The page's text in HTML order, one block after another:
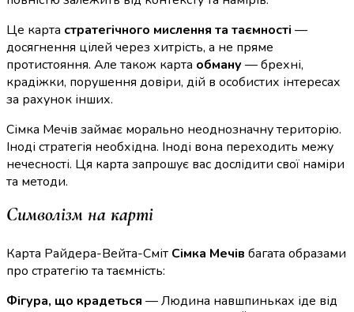
Це карта стратегічного мислення та таємності —
досягнення цілей через хитрість, а не пряме
протистояння. Але також карта обману— брехні,
крадіжки, порушення довіри, дій в особистих інтересах
за рахунок інших.
Сімка Мечів займає морально неоднозначну територію.
Іноді стратегія необхідна. Іноді вона переходить межу
нечесності. Ця карта запрошує вас дослідити свої наміри
та методи.
Символізм на карті
Карта Райдера-Вейта-Сміт Сімка Мечів багата образами
про стратегію та таємність:
Фігура, що крадеться — Людина навшпиньках іде від